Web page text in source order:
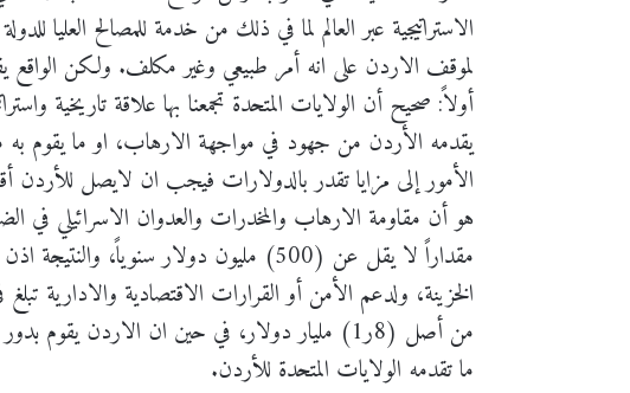
الاستراتيجية عبر العالم لما في ذلك من خدمة للمصالح العليا
لموقف الاردن على انه أمر طبيعي وغير مكلف. ولكن الواقع
أولاً: صحيح أن الولايات المتحدة تجمعنا بها علاقة تاريخية
يقدمه الأردن من جهود في مواجهة الارهاب، او ما يقوم
هو أن مقاومة الارهاب والمخدرات والعدوان الاسرائيلي في
مقداراً لا يقل عن (500) مليون دولار
من أصل (8ر1) مليار دولار، في حين ان الاردن
ما تقدمه الولايات المتحدة للأردن.